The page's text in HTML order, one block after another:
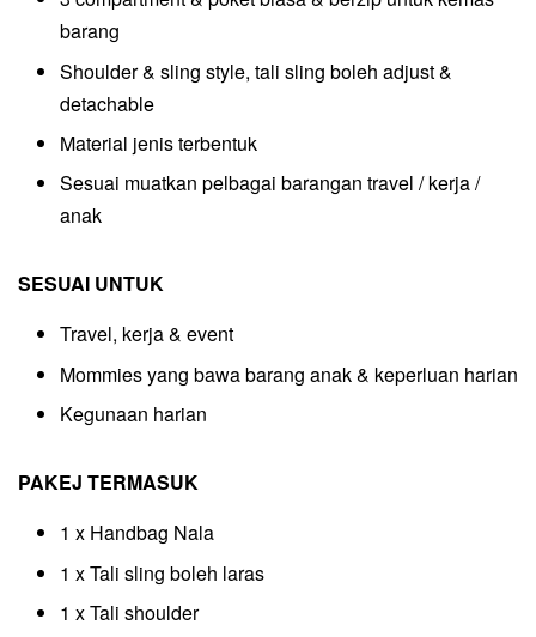
barang
Shoulder & sling style, tali sling boleh adjust &
detachable
Material jenis terbentuk
Sesuai muatkan pelbagai barangan travel / kerja /
anak
SESUAI UNTUK
Travel, kerja & event
Mommies yang bawa barang anak & keperluan harian
Kegunaan harian
PAKEJ TERMASUK
1 x Handbag Nala
1 x Tali sling boleh laras
1 x Tali shoulder